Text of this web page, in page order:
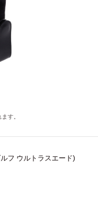
す。
フ ウルトラスエード)